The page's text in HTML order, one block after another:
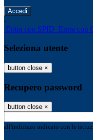
-
Entra con SPID Entra con
Seleziona utente
button close ×
Recupero password
button close ×
all'indirizzo indicato con le